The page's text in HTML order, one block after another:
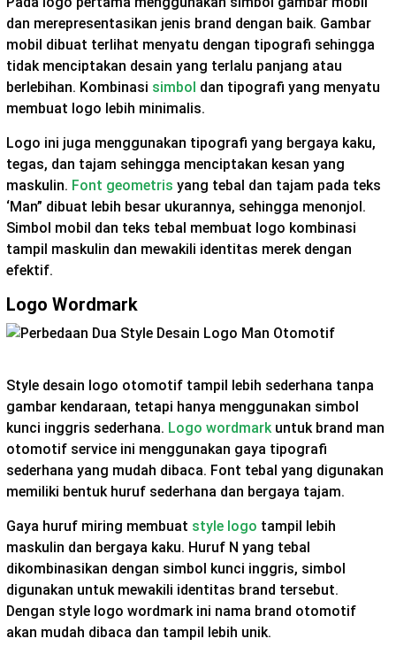
dan merepresentasikan jenis brand dengan baik. Gambar
mobil dibuat terlihat menyatu dengan tipografi sehingga
tidak menciptakan desain yang terlalu panjang atau
berlebihan. Kombinasi simbol dan tipografi yang menyatu
membuat logo lebih minimalis.
Logo ini juga menggunakan tipografi yang bergaya kaku,
tegas, dan tajam sehingga menciptakan kesan yang
maskulin. Font geometris yang tebal dan tajam pada teks
‘Man” dibuat lebih besar ukurannya, sehingga menonjol.
Simbol mobil dan teks tebal membuat logo kombinasi
tampil maskulin dan mewakili identitas merek dengan
efektif.
Logo Wordmark
Style desain logo otomotif tampil lebih sederhana tanpa
gambar kendaraan, tetapi hanya menggunakan simbol
kunci inggris sederhana. Logo wordmark untuk brand man
otomotif service ini menggunakan gaya tipografi
sederhana yang mudah dibaca. Font tebal yang digunakan
memiliki bentuk huruf sederhana dan bergaya tajam.
Gaya huruf miring membuat style logo tampil lebih
maskulin dan bergaya kaku. Huruf N yang tebal
dikombinasikan dengan simbol kunci inggris, simbol
digunakan untuk mewakili identitas brand tersebut.
Dengan style logo wordmark ini nama brand otomotif
akan mudah dibaca dan tampil lebih unik.